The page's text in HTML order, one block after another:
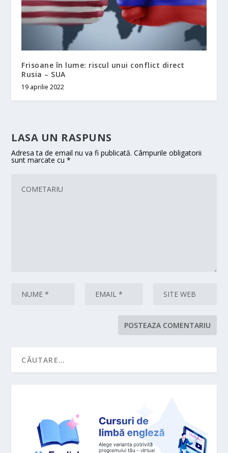
Frisoane în lume: riscul unui conflict direct
Rusia – SUA
19 aprilie 2022
LASA UN RASPUNS
Adresa ta de email nu va fi publicată. Câmpurile obligatorii
sunt marcate cu*